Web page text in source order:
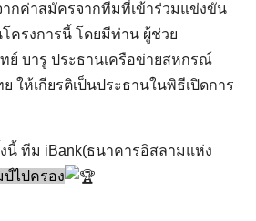
ากค่าสมัครจากทีมที่เข้าร่วมแข่งขัน
ครงการนี้ โดยมีท่าน ผู้ช่วย
ย์ บารู ประธานเครือข่ายสหกรณ์
ให้เกียรติเป็นประธานในพิธีเปิดการ
นี้ ทีม iBank(ธนาคารอิสลามแห่ง
ไปครอง